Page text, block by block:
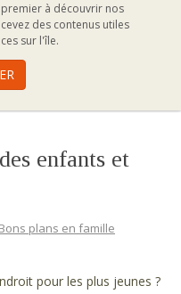
à découvrir nos
des contenus utiles
sur l'île.
enfants et
Bons plans en famille
pour les plus jeunes ?